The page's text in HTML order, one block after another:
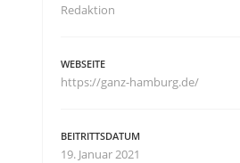
Redaktion
WEBSEITE
https://ganz-hamburg.de/
BEITRITTSDATUM
19. Januar 2021